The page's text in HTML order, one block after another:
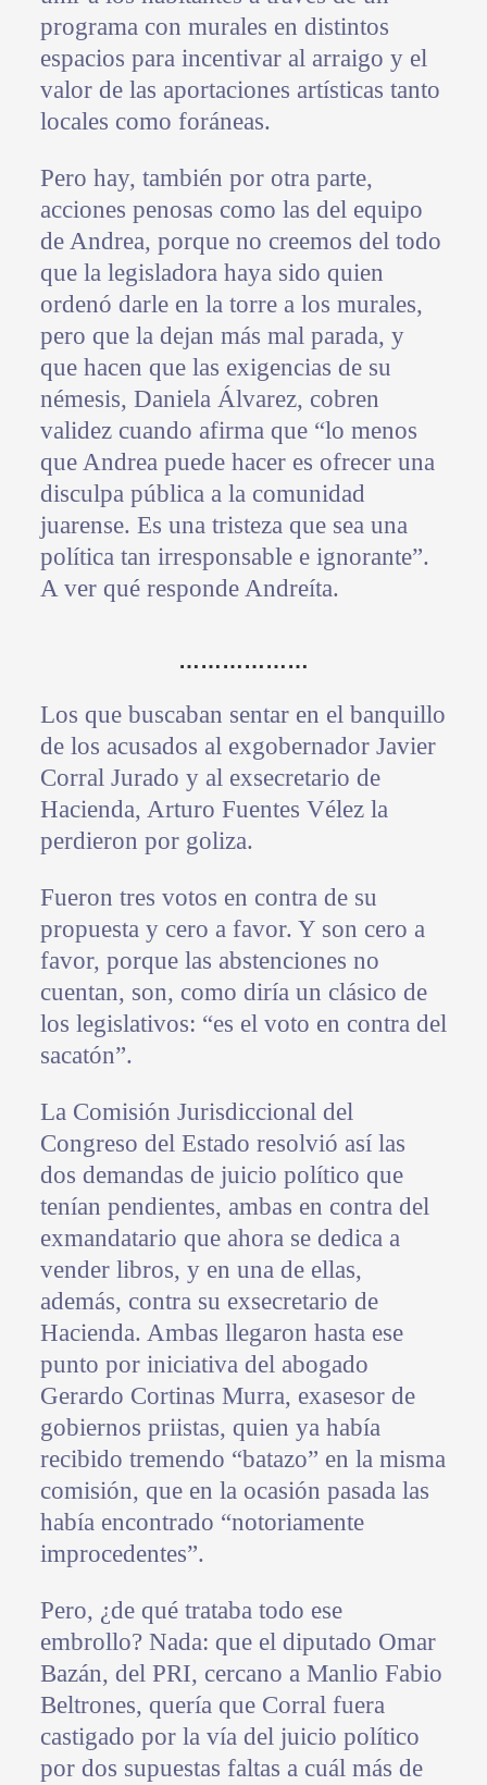
programa con murales en distintos
espacios para incentivar al arraigo y el
valor de las aportaciones artísticas tanto
locales como foráneas.
Pero hay, también por otra parte,
acciones penosas como las del equipo
de Andrea, porque no creemos del todo
que la legisladora haya sido quien
ordenó darle en la torre a los murales,
pero que la dejan más mal parada, y
que hacen que las exigencias de su
némesis, Daniela Álvarez, cobren
validez cuando afirma que “lo menos
que Andrea puede hacer es ofrecer una
disculpa pública a la comunidad
juarense. Es una tristeza que sea una
política tan irresponsable e ignorante”.
A ver qué responde Andreíta.
………………
Los que buscaban sentar en el banquillo
de los acusados al exgobernador Javier
Corral Jurado y al exsecretario de
Hacienda, Arturo Fuentes Vélez la
perdieron por goliza.
Fueron tres votos en contra de su
propuesta y cero a favor. Y son cero a
favor, porque las abstenciones no
cuentan, son, como diría un clásico de
los legislativos: “es el voto en contra del
sacatón”.
La Comisión Jurisdiccional del
Congreso del Estado resolvió así las
dos demandas de juicio político que
tenían pendientes, ambas en contra del
exmandatario que ahora se dedica a
vender libros, y en una de ellas,
además, contra su exsecretario de
Hacienda. Ambas llegaron hasta ese
punto por iniciativa del abogado
Gerardo Cortinas Murra, exasesor de
gobiernos priistas, quien ya había
recibido tremendo “batazo” en la misma
comisión, que en la ocasión pasada las
había encontrado “notoriamente
improcedentes”.
Pero, ¿de qué trataba todo ese
embrollo? Nada: que el diputado Omar
Bazán, del PRI, cercano a Manlio Fabio
Beltrones, quería que Corral fuera
castigado por la vía del juicio político
por dos supuestas faltas a cuál más de